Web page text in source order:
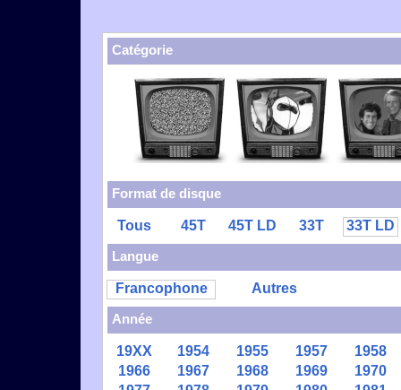
Catégorie
Format de disque
Tous 45T 45T LD 33T
33T LD
Langue
Francophone
Autres
Année
19XX 1954 1955 1957
1958
1966
1967 1968 1969
1970